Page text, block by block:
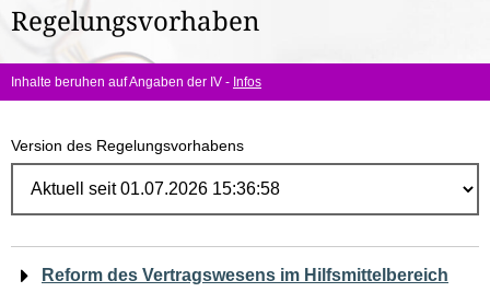
hier:
Regelungsvorhaben
Inhalte beruhen auf Angaben der IV - Infos
Version des Regelungsvorhabens
Navigation
Reform des Vertragswesens im Hilfsmittelbereich